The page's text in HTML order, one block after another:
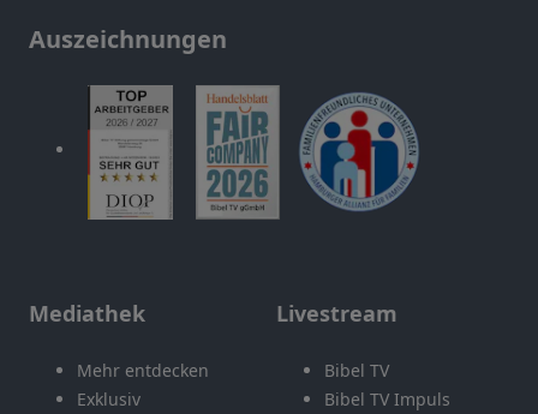
Auszeichnungen
Mediathek
Mehr entdecken
Exklusiv
Livestream
Bibel TV
Bibel TV Impuls